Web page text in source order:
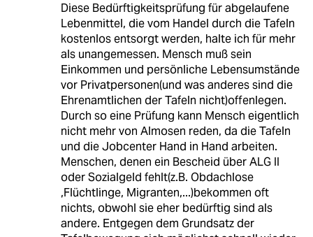
Diese Bedürftigkeitsprüfung für abgelaufene
Lebenmittel, die vom Handel durch die Tafeln
kostenlos entsorgt werden, halte ich für mehr
als unangemessen. Mensch muß sein
Einkommen und persönliche Lebensumstände
vor Privatpersonen(und was anderes sind die
Ehrenamtlichen der Tafeln nicht)offenlegen.
Durch so eine Prüfung kann Mensch eigentlich
nicht mehr von Almosen reden, da die Tafeln
und die Jobcenter Hand in Hand arbeiten.
Menschen, denen ein Bescheid über ALG II
oder Sozialgeld fehlt(z.B. Obdachlose
,Flüchtlinge, Migranten,...)bekommen oft
nichts, obwohl sie eher bedürftig sind als
andere. Entgegen dem Grundsatz der